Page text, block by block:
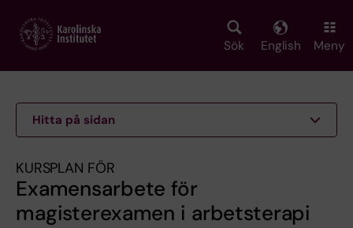
main
Sök English Meny
Hitta på sidan
KURSPLAN FÖR
Examensarbete för
magisterexamen i arbetsterapi